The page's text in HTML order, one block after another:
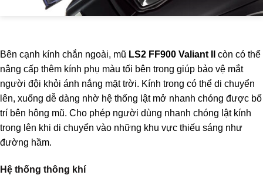
Bên cạnh kính chắn ngoài, mũ LS2 FF900 Valiant II còn có thể
nâng cấp thêm kính phụ màu tối bên trong giúp bảo vệ mắt
người đội khỏi ánh nắng mặt trời. Kính trong có thể di chuyển
lên, xuống dễ dàng nhờ hệ thống lật mở nhanh chóng được bố
trí bên hông mũ. Cho phép người dùng nhanh chóng lật kính
trong lên khi di chuyển vào những khu vực thiếu sáng như
đường hầm.
Hệ thống thông khí